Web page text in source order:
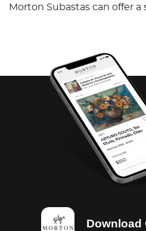
Morton Subastas can offer
Download